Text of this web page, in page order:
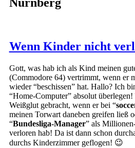
Nürnberg
Wenn Kinder nicht
Gott, was hab ich als Kind meinen
(Commodore 64) vertrimmt, wenn er
wieder “beschissen” hat. Hallo? Ich
“Home-Computer” absolut
Weißglut gebracht, wenn er bei “
meinen Torwart daneben greifen ließ
“Bundesliga-Manager” als
verloren hab! Da ist dann schon
durchs Kinderzimmer geflogen! 😉